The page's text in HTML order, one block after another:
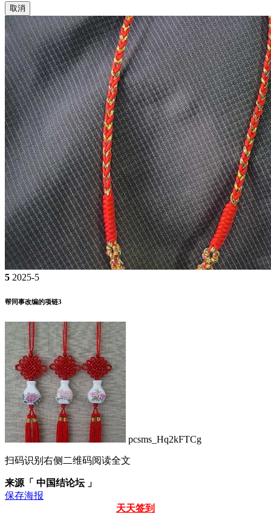
取消
5 2025-5
帮同事改编的项链3
pcsms_Hq2kFTCg
扫码识别右侧二维码阅读全文
来源「 中国结论坛 」
保存海报
天天签到